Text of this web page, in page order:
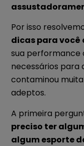
Por isso
dicas para
sua performance
necessários para
contaminou
adeptos.
A primeira
preciso ter
algum esporte